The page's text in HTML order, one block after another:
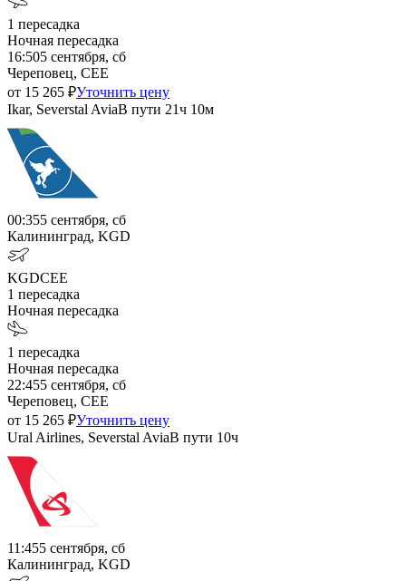
1 пересадка
Ночная пересадка
16:505 сентября, сб
Череповец, CEE
от 15 265 ₽Уточнить цену
Ikar, Severstal AviaВ пути 21ч 10м
00:355 сентября, сб
Калининград, KGD
KGDCEE
1 пересадка
Ночная пересадка
1 пересадка
Ночная пересадка
22:455 сентября, сб
Череповец, CEE
от 15 265 ₽Уточнить цену
Ural Airlines, Severstal AviaВ пути 10ч
11:455 сентября, сб
Калининград, KGD